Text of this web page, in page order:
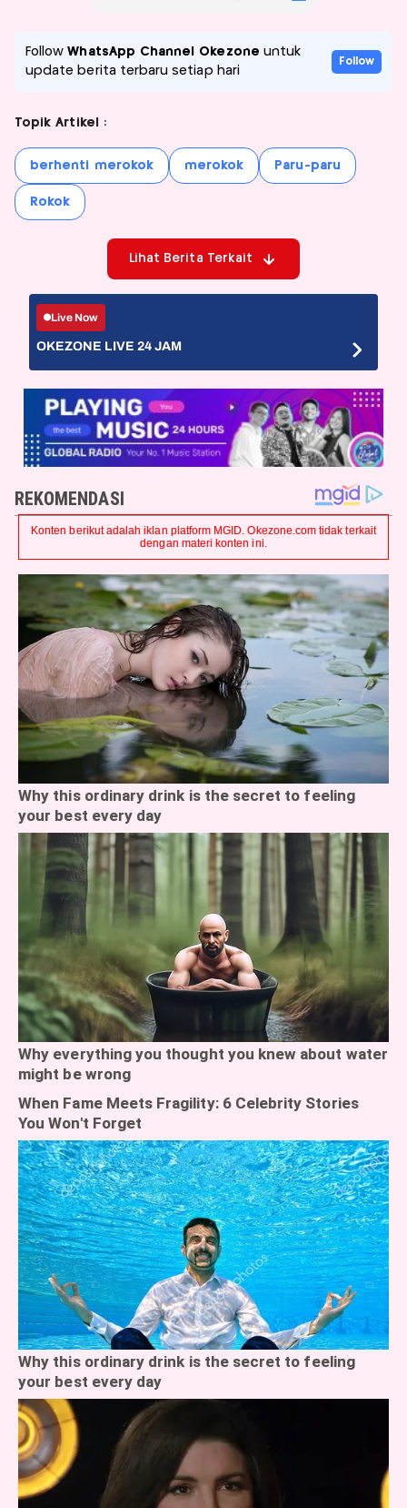
FollowWhatsApp Channel Okezone untuk
update berita terbaru setiap hari
Follow
Topik Artikel :
berhenti merokok merokok Paru-paru
Rokok
Lihat Berita Terkait
Live Now
OKEZONE LIVE 24 JAM